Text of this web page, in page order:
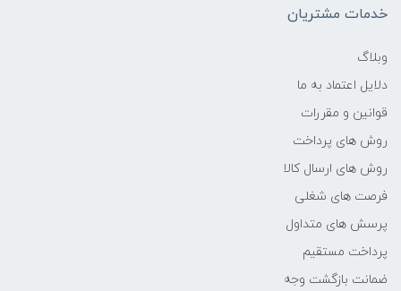
خدمات مشتریان
وبلاگ
دلایل اعتماد به ما
قوانین و مقررات
روش های پرداخت
روش های ارسال کالا
فرصت های شغلی
پرسش های متداول
پرداخت مستقیم
ضمانت بازگشت وجه